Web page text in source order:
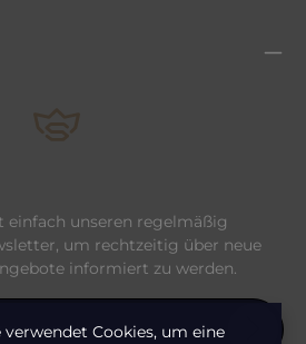
einfach unseren regelmäßig
um rechtzeitig über neue
informiert zu werden.
verwendet Cookies, um eine